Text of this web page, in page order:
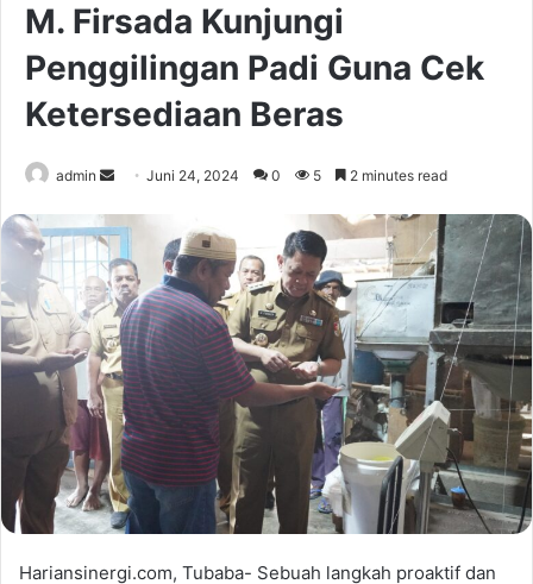
M. Firsada Kunjungi
Penggilingan Padi Guna Cek
Ketersediaan Beras
admin
Send
email
Juni 24, 2024 0 5 2 minutes read
Hariansinergi.com, Tubaba- Sebuah langkah proaktif dan